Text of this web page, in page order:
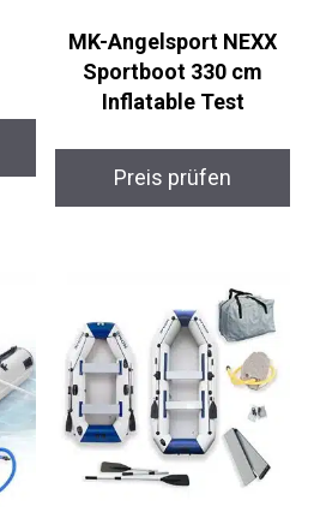
MK-Angelsport NEXX
Sportboot 330 cm
Inflatable Test
Preis prüfen